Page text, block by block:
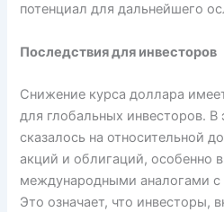
потенциал для дальнейшего
Последствия для инвесторов
Снижение курса доллара
для глобальных инвесторов. В
сказалось на относительной
акций и облигаций, особенно
международными аналогами с
Это означает, что инвесторы,